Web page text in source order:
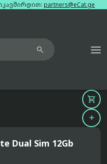
partners@eCat.ge

Dual Sim 12Gb

